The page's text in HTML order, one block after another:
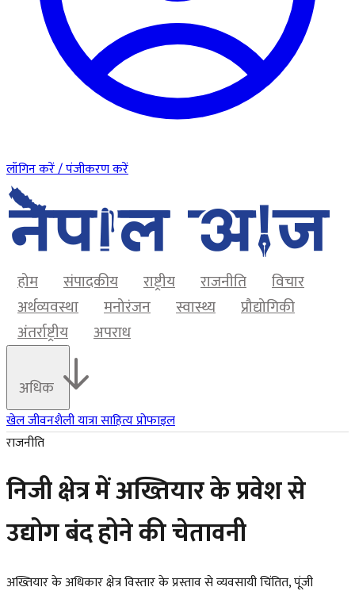
लॉगिन करें / पंजीकरण करें
होम संपादकीय राष्ट्रीय राजनीति
विचार
अर्थव्यवस्था
मनोरंजन स्वास्थ्य
प्रौद्योगिकी
अंतर्राष्ट्रीय
अपराध
अधिक
खेलजीवनशैलीयात्रासाहित्यप्रोफाइल
राजनीति
निजी क्षेत्र में अख्तियार के प्रवेश से
उद्योग बंद होने की चेतावनी
अख्तियार के अधिकार क्षेत्र विस्तार के प्रस्ताव से व्यवसायी चिंतित, पूंजी